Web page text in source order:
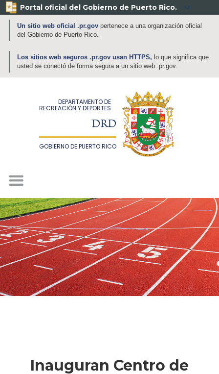
Portal oficial del Gobierno de Puerto Rico. 
Un sitio web oficial .pr.govpertenece a una organización oficial
del Gobierno de Puerto Rico.
Los sitios web seguros .pr.gov usan HTTPS, lo que significa que
usted se conectó de forma segura a un sitio web .pr.gov.
DEPARTAMENTO DE
RECREACIÓN Y DEPORTES
DRD
GOBIERNO DE PUERTO RICO
Inauguran Centro de